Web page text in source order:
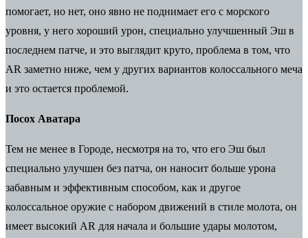
помогает, но нет, оно явно не поднимает его с морского
уровня, у него хороший урон, специально улучшенный Эш в
последнем патче, и это выглядит круто, проблема в том, что
AR заметно ниже, чем у других вариантов колоссального меча
и это остается проблемой.
Посох Аватара
Тем не менее в Городе, несмотря на то, что его Эш был
специально улучшен без патча, он наносит больше урона
забавным и эффективным способом, как и другое
колоссальное оружие с набором движений в стиле молота, он
имеет высокий AR для начала и большие удары молотом,